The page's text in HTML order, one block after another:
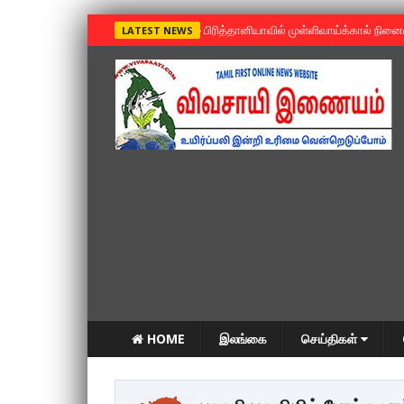
LATEST NEWS »பிரித்தானியாவில் முள்ளிவாய்க்கால்
HOME இலங்கை செய்திகள்